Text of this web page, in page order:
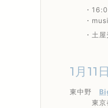
・16:00
・
・土屋
1月11
東中野
東京都